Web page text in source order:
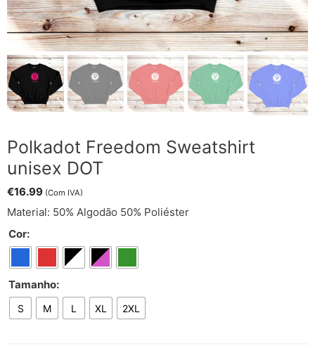
Polkadot Freedom Sweatshirt
unisex DOT
€16.99 (Com IVA)
Material: 50% Algodão 50% Poliéster
Cor:
Tamanho:
S M L XL 2XL